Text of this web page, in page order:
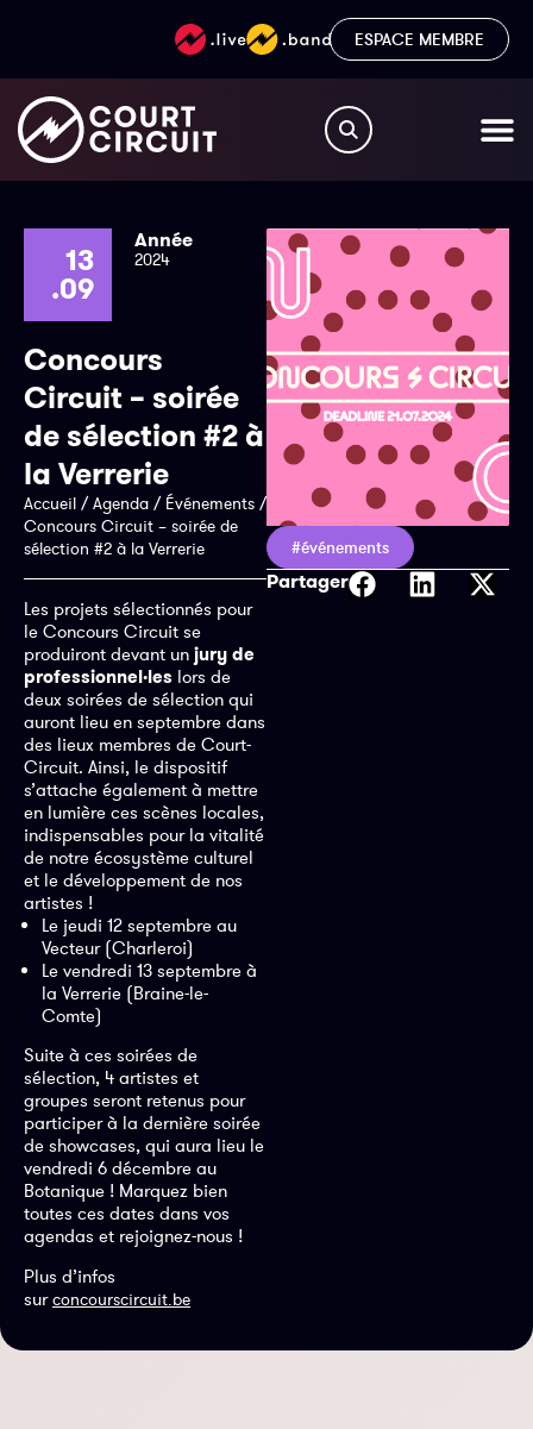
ESPACE MEMBRE
13
.09
Année
2024
Concours
Circuit – soirée
de sélection #2 à
la Verrerie
Accueil /Agenda / Événements /
Concours Circuit – soirée de
sélection #2 à la Verrerie
Les projets sélectionnés pour
le Concours Circuit se
produiront devant un jury de
professionnel·les lors de
deux soirées de sélection qui
auront lieu en septembre dans
des lieux membres de Court-
Circuit. Ainsi, le dispositif
s’attache également à mettre
en lumière ces scènes locales,
indispensables pour la vitalité
de notre écosystème culturel
et le développement de nos
artistes !
Le jeudi 12 septembre au
Vecteur (Charleroi)
Le vendredi 13 septembre à
la Verrerie (Braine-le-
Comte)
Suite à ces soirées de
sélection, 4 artistes et
groupes seront retenus pour
participer à la dernière soirée
de showcases, qui aura lieu le
vendredi 6 décembre au
Botanique ! Marquez bien
toutes ces dates dans vos
agendas et rejoignez-nous !
Plus d’infos
surconcourscircuit.be
#événements
Partager